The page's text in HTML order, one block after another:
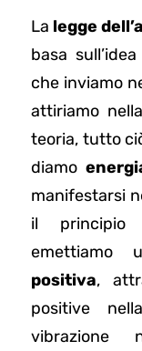
La legge
basa
che inviamo
attiriamo
teoria, tutto
diamo
manifestarsi
il
emettiamo
positiva,
positive
vibrazione